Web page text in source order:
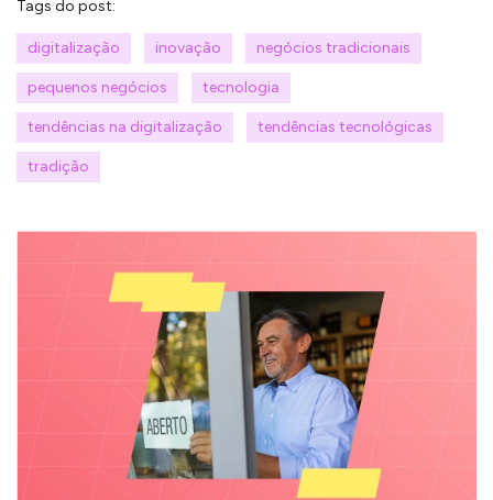
Tags do post:
digitalização inovação negócios tradicionais
pequenos negócios tecnologia
tendências na digitalização tendências tecnológicas
tradição